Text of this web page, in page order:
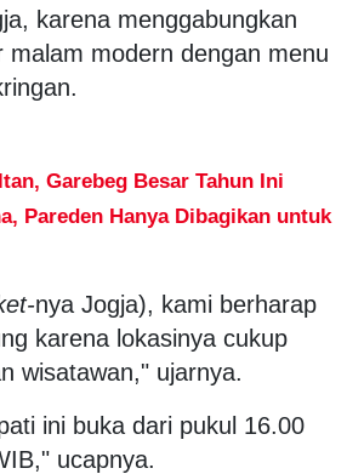
karena menggabungkan
malam modern dengan menu
Garebeg Besar Tahun Ini
Pareden Hanya Dibagikan untuk
nya Jogja), kami berharap
karena lokasinya cukup
wisatawan," ujarnya.
ini buka dari pukul 16.00
ucapnya.